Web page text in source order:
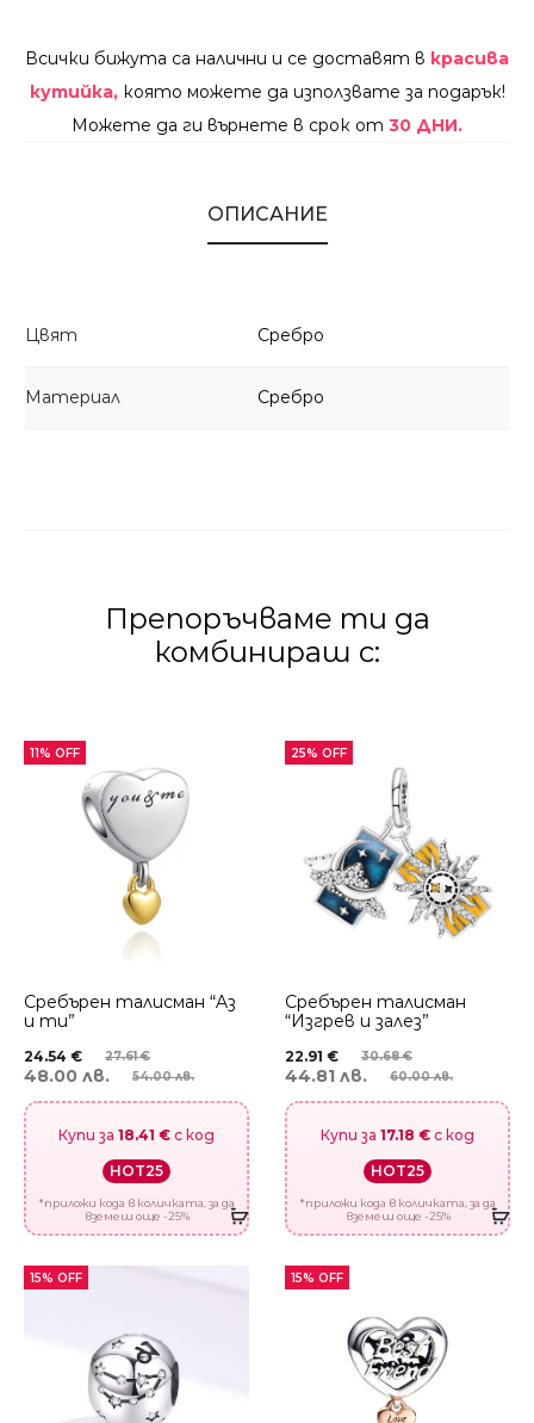
Всички бижута са налични и се доставят в красива
кутийка, която можете да използвате за подарък!
Можете да ги върнете в срок от 30 ДНИ.
ОПИСАНИЕ
Цвят Сребро
Материал Сребро
Препоръчваме ти да
комбинираш с:
11% OFF
Сребърен талисман “Aз
и ти”
27.61€
24.54 €
54.00 лв.
48.00 лв.
Купи за 18.41 € с код
HOT25
*приложи кода в количката, за да
вземеш още -25%
25% OFF
Сребърен талисман
“Изгрев и залез”
30.68€
22.91 €
60.00 лв.
44.81 лв.
Купи за 17.18 € с код
HOT25
*приложи кода в количката, за да
вземеш още -25%
15% OFF 15% OFF